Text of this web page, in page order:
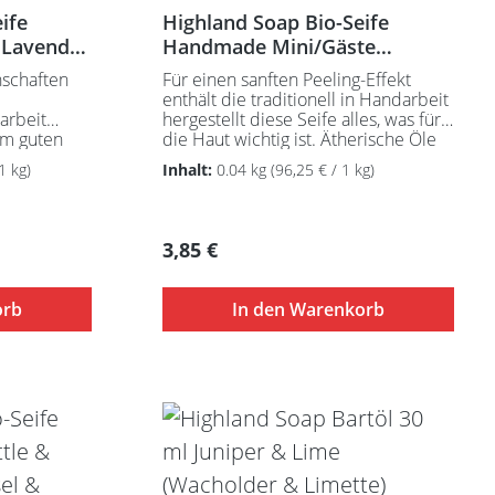
Palm)
Oil,
parkii
Ölen.
guten
auch die
kg)
Highland Soap Bio-Seife
Handmade Mini/Gäste
Highland Honey & Oats
(Hochland Honig & Hafer)
Für einen sanften Peeling-Effekt
enthält die traditionell in Handarbeit
hergestellt diese Seife alles, was für
die Haut wichtig ist. Ätherische Öle
und Meeresalgen sorgen für einen
wunderbar frischen Duft.
Qualität sowie
reines, schottisches Hochlandwasser,
Vitaminen und natürlichen
Antioxidantien reinigen und pflegen
die Haut zugleich. Handgefertigt in
zertifizierten Bio-
Pflanzenölen. Sowohl die Seife selbst
als auch die Verpackung sind frei von
Mikroplastik. -
feuchtigkeitsspendend - sanfte
Inhalt:0.04 kg(96,25 € / 1 kg)
Regulärer Preis:
3,85 €
In den Warenkorb